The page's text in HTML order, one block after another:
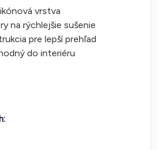
vrstva
na rýchlejšie sušenie
pre lepší prehľad
do interiéru